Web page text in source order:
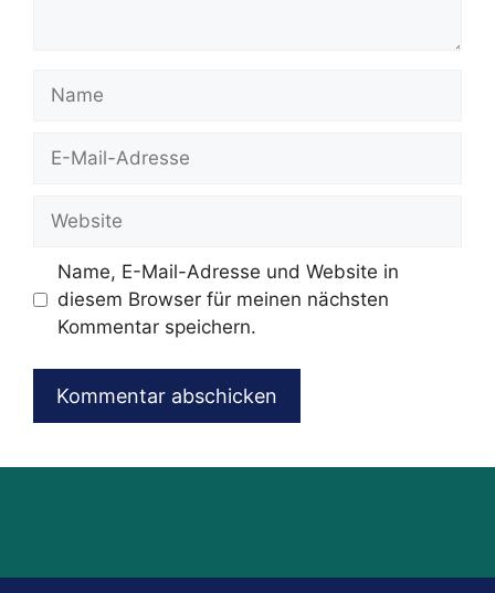
Mail-
Name, E-Mail-Adresse und Website in
diesem Browser für meinen nächsten
Kommentar speichern.